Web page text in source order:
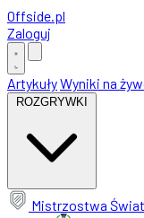
Offside.pl
Zaloguj
ArtykułyWyniki na
ROZGRYWKI
Mistrzostwa